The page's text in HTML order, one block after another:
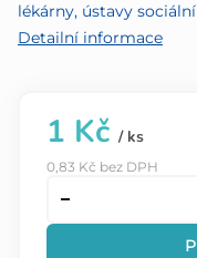
lékárny, ústavy
Detailní informace
1 Kč / ks
0,83 Kč bez DPH